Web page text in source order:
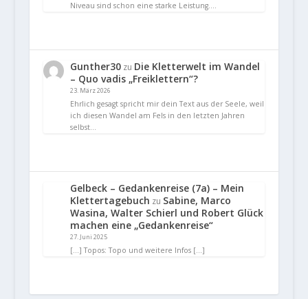
Niveau sind schon eine starke Leistung.…
Gunther30zu Die Kletterwelt im Wandel
– Quo vadis „Freiklettern“?
23. März 2026
Ehrlich gesagt spricht mir dein Text aus der Seele, weil
ich diesen Wandel am Fels in den letzten Jahren
selbst…
Gelbeck – Gedankenreise (7a) – Mein
Klettertagebuch zu Sabine, Marco
Wasina, Walter Schierl und Robert Glück
machen eine „Gedankenreise“
27. Juni 2025
[…] Topos: Topo und weitere Infos […]